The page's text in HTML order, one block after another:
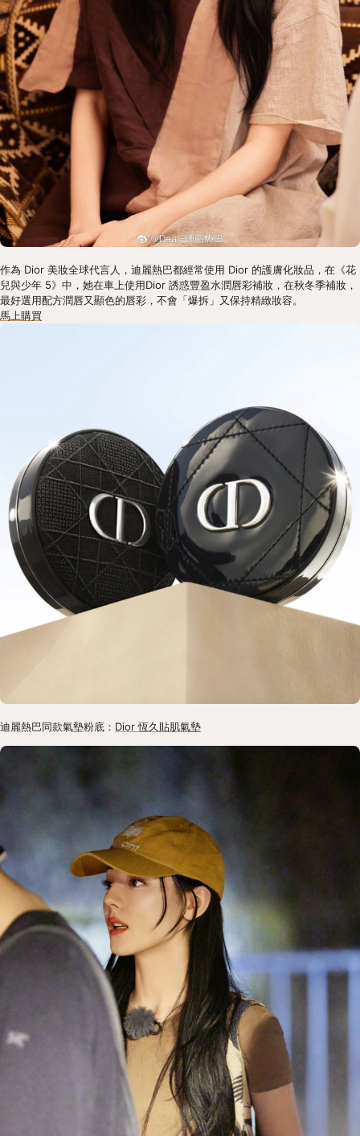
作為 Dior 美妝全球代言人，迪麗熱巴都經常使用 Dior 的護膚化妝品，在《花
兒與少年 5》中，她在車上使用Dior 誘惑豐盈水潤唇彩補妝，在秋冬季補妝，
最好選用配方潤唇又顯色的唇彩，不會「爆拆」又保持精緻妝容。
馬上購買
迪麗熱巴同款氣墊粉底： Dior 恆久貼肌氣墊